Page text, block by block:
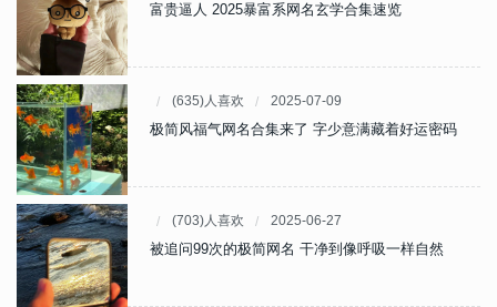
富贵逼人 2025暴富系网名玄学合集速览
(635)人喜欢 2025-07-09
极简风福气网名合集来了 字少意满藏着好运密码
(703)人喜欢 2025-06-27
被追问99次的极简网名 干净到像呼吸一样自然